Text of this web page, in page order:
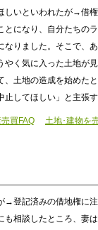
しいといわれたが→借
とになり、自分たちの
なりました。そこで、
やく気に入った土地が
、土地の造成を始めた
止してほしい」と主張
買FAQ 土地･建物を
→登記済みの借地権に
も相談したところ、妻